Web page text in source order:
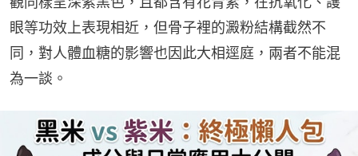
眼等功效上表現相近，但骨子裡的澱粉結構截然不
同，對人體血糖的影響也因此大相逕庭，兩者不能混
為一談。